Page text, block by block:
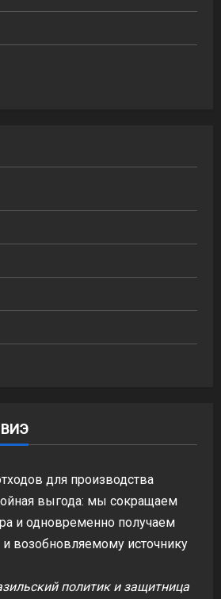
для производства
выгода: мы сокращаем
и одновременно получаем
и возобновляемому источнику
политик и защитница